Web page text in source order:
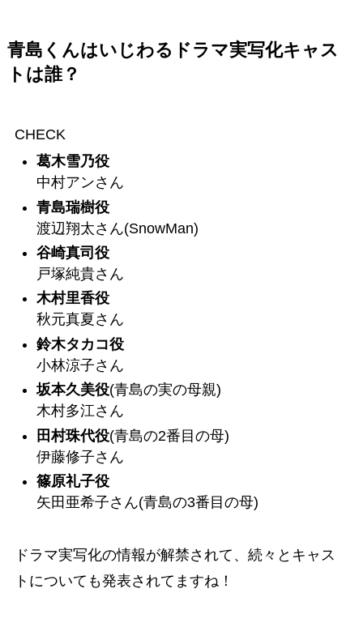
青島くんはいじわるドラマ実写化キャス
トは誰？
CHECK
葛木雪乃役
中村アンさん
青島瑞樹役
渡辺翔太さん(SnowMan)
谷崎真司役
戸塚純貴さん
木村里香役
秋元真夏さん
鈴木タカコ役
小林涼子さん
坂本久美役(青島の実の母親)
木村多江さん
田村珠代役(青島の2番目の母)
伊藤修子さん
篠原礼子役
矢田亜希子さん(青島の3番目の母)
ドラマ実写化の情報が解禁されて、続々とキャス
トについても発表されてますね！